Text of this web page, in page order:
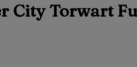
City Torwart